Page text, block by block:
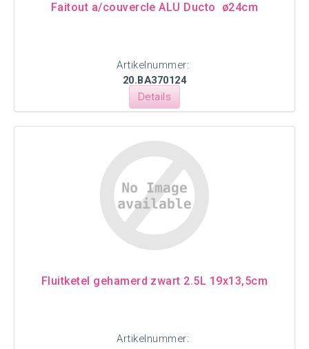
Faitout a/couvercle ALU Ducto ø24cm
Artikelnummer:
20.BA370124
Details
Fluitketel gehamerd zwart 2.5L 19x13,5cm
Artikelnummer: